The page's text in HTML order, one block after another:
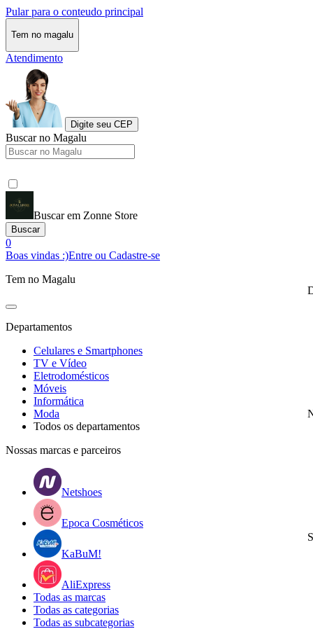
Pular para o conteudo principal
Tem no magalu
Atendimento
Digite seu CEP
Buscar no Magalu
Buscar em Zonne Store
Buscar
0
Boas vindas :)Entre ou Cadastre-se
Tem no Magalu
Departamentos
Celulares e Smartphones
TV e Vídeo
Eletrodomésticos
Móveis
Informática
Moda
Todos os departamentos
Nossas marcas e parceiros
Netshoes
Epoca Cosméticos
KaBuM!
AliExpress
Todas as marcas
Todas as categorias
Todas as subcategorias